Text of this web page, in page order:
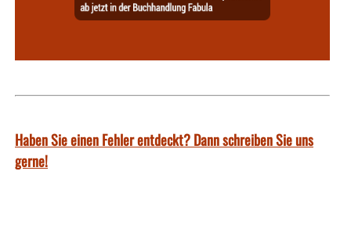
Haben Sie einen Fehler entdeckt? Dann schreiben Sie uns
gerne!